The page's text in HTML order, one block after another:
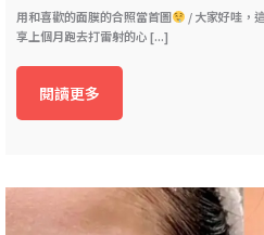
用和喜歡的面膜的合照當首圖 / 大家好哇，
享上個月跑去打雷射的心 [...]
閱讀更多